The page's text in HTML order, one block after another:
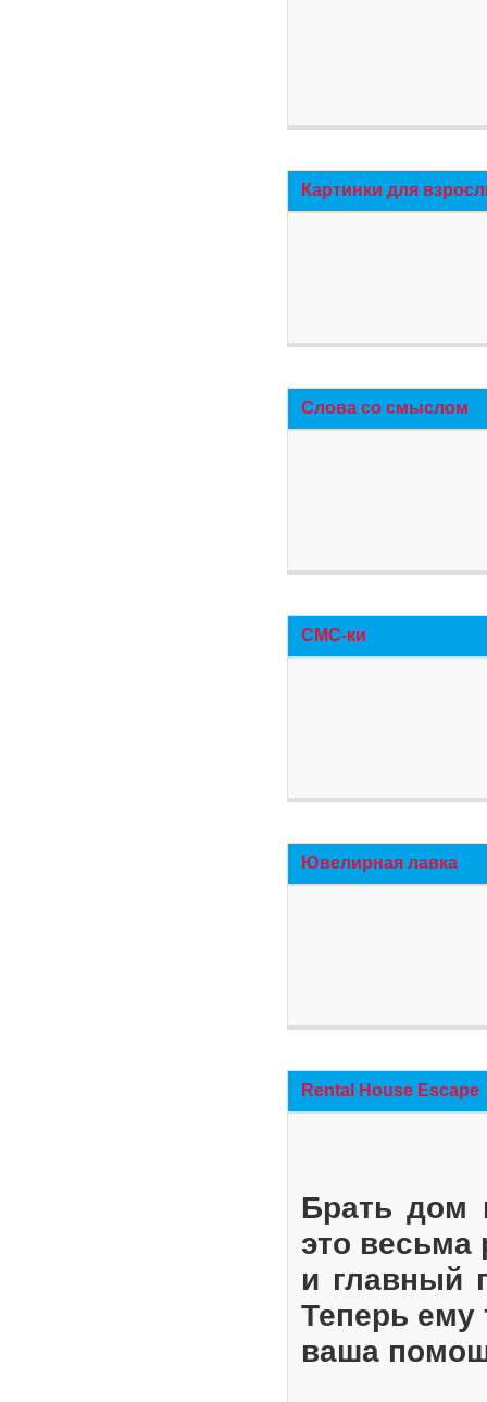
Картинки для
Слова со смыслом
СМС-ки
Ювелирная лавка
Rental House Escape
Брать дом
это весьма
и главный
Теперь ему
ваша